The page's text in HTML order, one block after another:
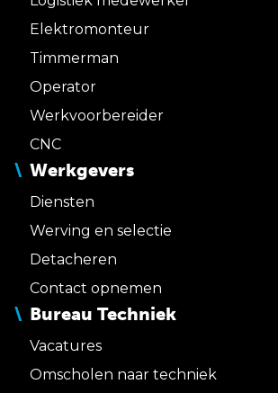
Elektromonteur
Timmerman
Operator
Werkvoorbereider
CNC
Werkgevers
Diensten
Werving en selectie
Detacheren
Contact opnemen
Bureau Techniek
Vacatures
Omscholen naar techniek